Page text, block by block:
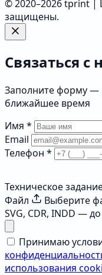
© 2020–2026 tprint |
защищены.
Связаться с
Заполните форму —
ближайшее время
Имя *
Email
Телефон *
Техническое
Файл
Выберите
SVG, CDR, INDD —
Принимаю
использования